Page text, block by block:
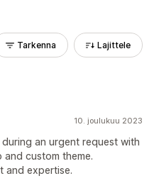
Tarkenna Lajittele
10. joulukuu 2023
an urgent request with
custom theme.
and expertise.